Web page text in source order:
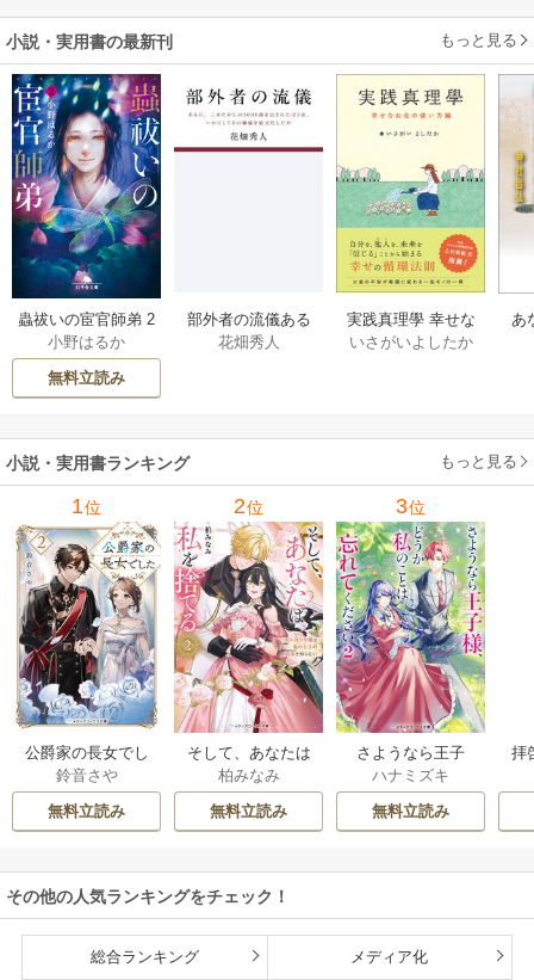
小説・実用書の最新刊 もっと見る
蟲祓いの宦官師弟 2
巻
小野はるか
無料立読み
部外者の流儀ある
日、三木たかしの5
したか 1巻
花畑秀人
実践真理學 幸せな
お金の使い方編 1巻
いさがいよしたか
あ
小説・実用書ランキング もっと見る
1位
公爵家の長女でし
た
鈴音さや
無料立読み
2位
そして、あなたは
私を捨てる
柏みなみ
無料立読み
3位
さようなら王子
様、どうか私のこ
とは忘れてくださ
い
ハナミズキ
無料立読み
拝
その他の人気ランキングをチェック！
総合ランキング メディア化